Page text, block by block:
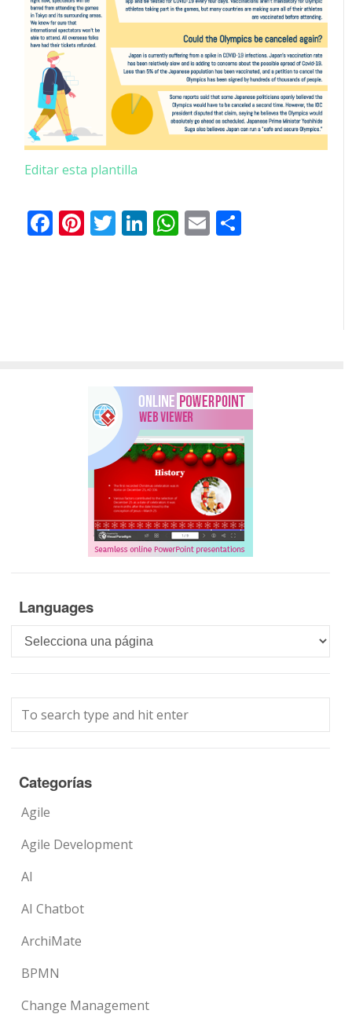
Editar esta plantilla
Facebook
Pinterest
Twitter
LinkedIn
WhatsApp
Email
Languages
Languages
Categorías
Agile
Agile Development
AI
AI Chatbot
ArchiMate
BPMN
Change Management